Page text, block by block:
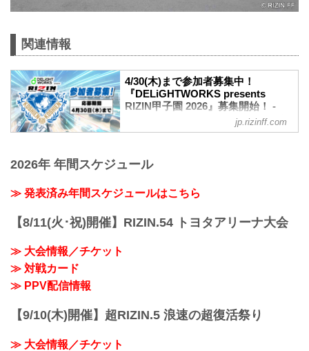
関連情報
4/30(木)まで参加者募集中！
『DELiGHTWORKS presents
RIZIN甲子園 2026』募集開始！ -
RIZIN FIGHTING FEDERATION オ
フィシャルサイト
同事業、未来のスター選手発掘を目的と
がスタート！
今回の募集は男子バンタム級のみ、予選
トーナメントを勝ち抜いた2名の決勝戦
は、今年も大晦日大会で実施する予定
DELiGHTWORKS presents RIZIN甲子園
2026 概要
jp.rizinff.com
2026年 年間スケジュール
≫ 発表済み年間スケジュールはこちら
【8/11(火･祝)開催】RIZIN.54 トヨタアリーナ大会
≫ 大会情報／チケット
≫ 対戦カード
≫ PPV配信情報
【9/10(木)開催】超RIZIN.5 浪速の超復活祭り
≫ 大会情報／チケット